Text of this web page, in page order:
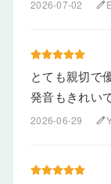
2026-07-02 edit
とても親切で
発音もきれい
2026-06-29 edit